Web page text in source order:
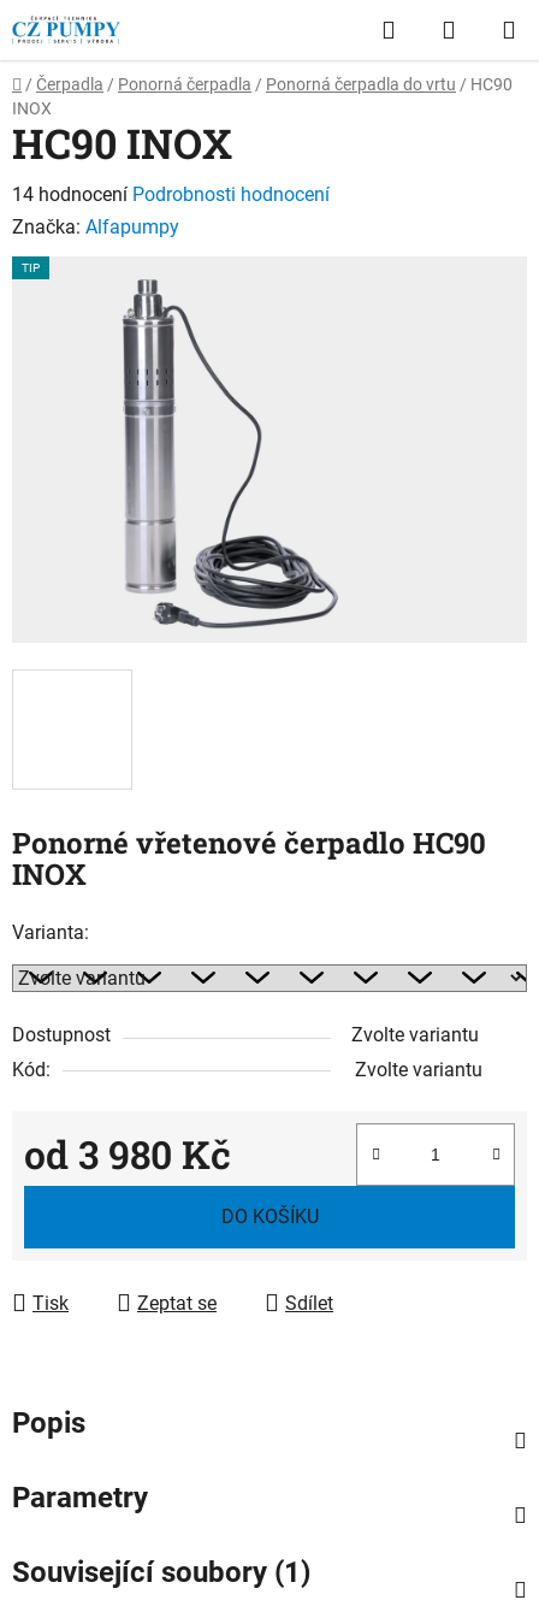
Přejít
na
obsah
Hledat
KOŠÍK
Domů
/ Čerpadla / Ponorná čerpadla / Ponorná čerpadla do vrtu / HC90
INOX
Ponorné vřetenové čerpadlo HC90
INOX
Varianta:
Dostupnost
Zvolte variantu
Kód:
Zvolte variantu
od 3 980 Kč
Měrná cena:
DO KOŠÍKU
Tisk Zeptat se Sdílet
HC90 INOX
Průměrné
hodnocení
produktu
14 hodnocení Podrobnosti hodnocení
Značka: Alfapumpy
TIP
Popis
Parametry
Související soubory (1)